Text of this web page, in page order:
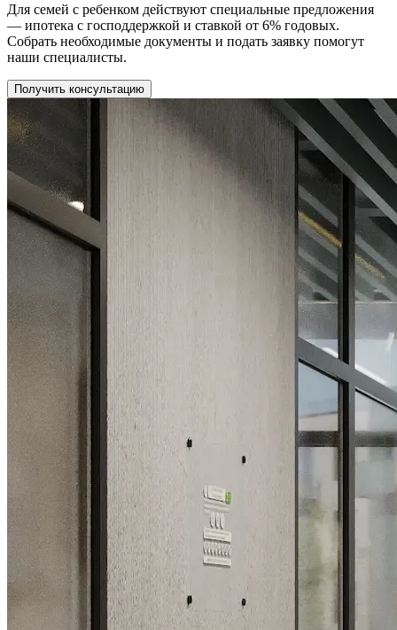
Для семей с ребенком действуют специальные предложения
— ипотека с господдержкой и ставкой от 6% годовых.
Собрать необходимые документы и подать заявку помогут
наши специалисты.
Получить консультацию